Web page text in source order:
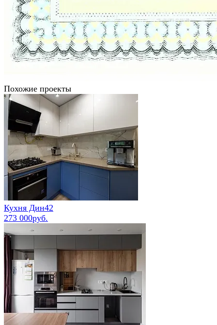
Похожие проекты
Кухня Дин42
273 000руб.